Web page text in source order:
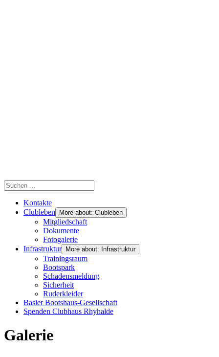
Kontakte
Clubleben
More about: Clubleben
Mitgliedschaft
Dokumente
Fotogalerie
Infrastruktur
More about: Infrastruktur
Trainingsraum
Bootspark
Schadensmeldung
Sicherheit
Ruderkleider
Basler Bootshaus-Gesellschaft
Spenden Clubhaus Rhyhalde
Galerie